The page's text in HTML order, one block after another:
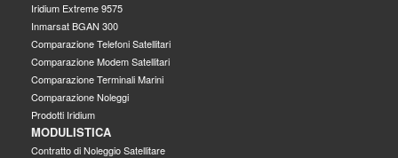
Iridium Extreme 9575
Inmarsat BGAN 300
Comparazione Telefoni Satellitari
Comparazione Modem Satellitari
Comparazione Terminali Marini
Comparazione Noleggi
Prodotti Iridium
MODULISTICA
Contratto di Noleggio Satellitare